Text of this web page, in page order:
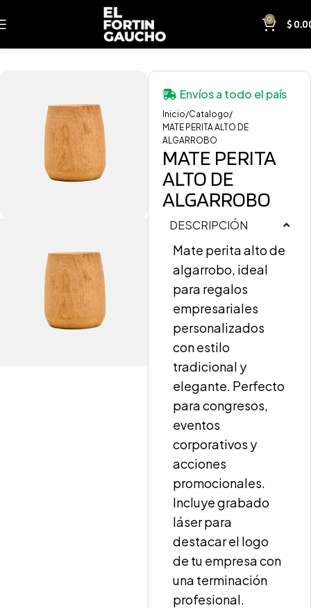
0 $
Inicio Catalogo
MATE PERITA ALTO DE
ALGARROBO
Envíos a todo el país
MATE PERITA
ALTO DE
ALGARROBO
DESCRIPCIÓN
Mate perita alto de
algarrobo, ideal
para regalos
empresariales
personalizados
con estilo
tradicional y
elegante. Perfecto
para congresos,
eventos
corporativos y
acciones
promocionales.
Incluye grabado
láser para
destacar el logo
de tu empresa con
una terminación
profesional.